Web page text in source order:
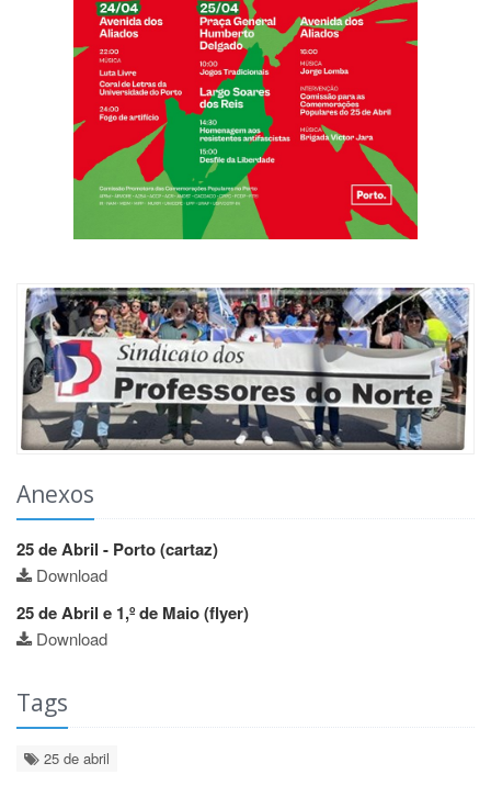
Anexos
25 de Abril - Porto (cartaz)
Download
25 de Abril e 1,º de Maio (flyer)
Download
Tags
25 de abril